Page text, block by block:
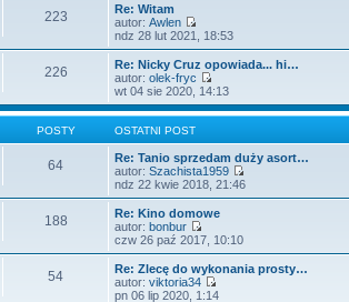
t
z
y
p
o
t
o
s
z
y
p
l
n
a
j
n
o
w
y
p
o
s
223
Re: Witam
autor: Awlen
W
y
ś
w
e
t
a
j
n
o
s
z
y
p
o
s
t
ndz 28 lut 2021, 18:53
226
Re: Nicky Cruz opowiada... hi…
autor: olek-fryc
W
y
ś
i
e
t
n
a
n
o
s
z
wt 04 sie 2020, 14:13
POSTY OSTATNI POST
64
Re: Tanio sprzedam duży asort…
autor: Szachista1959
W
y
t
l
ndz 22 kwie 2018, 21:46
188
Re: Kino domowe
autor: bonbur
W
y
ś
w
i
czw 26 paź 2017, 10:10
54
Re: Zlecę do wykonania prosty…
autor: viktoria34
W
pn 06 lip 2020, 1:14